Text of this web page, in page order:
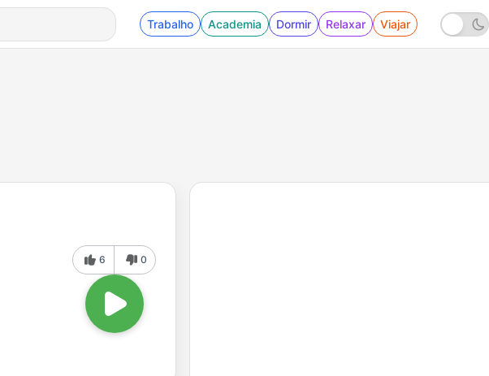
Trabalho Academia Dormir Relaxar Viajar
6 0